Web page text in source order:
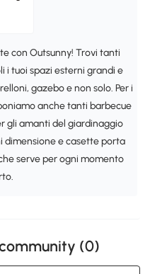
con Outsunny! Trovi tanti
tuoi spazi esterni grandi e
gazebo e non solo. Per i
anche tanti barbecue
gli amanti del giardinaggio
dimensione e casette porta
serve per ogni momento
(0)